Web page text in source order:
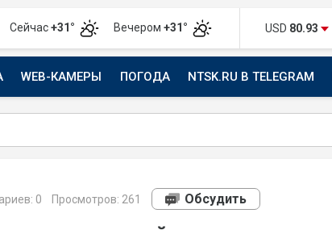
Сейчас+31° Вечером +31° USD 80.93
WEB-КАМЕРЫ ПОГОДА NTSK.RU В TELEGRAM
АВТО
0 Просмотров: 261 Обсудить